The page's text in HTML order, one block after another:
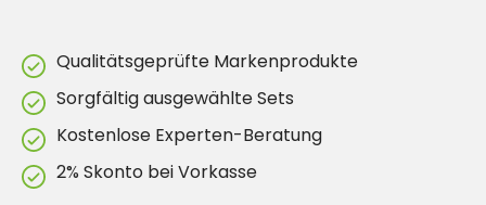
Qualitätsgeprüfte Markenprodukte
Sorgfältig ausgewählte Sets
Kostenlose Experten-Beratung
2% Skonto bei Vorkasse